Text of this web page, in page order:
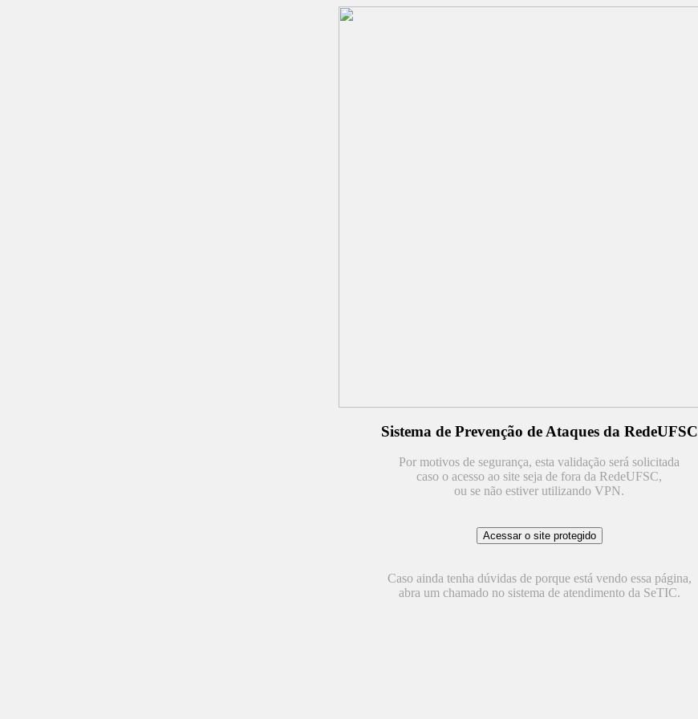
Sistema de Prevenção de Ataques da RedeUFSC
Por motivos de segurança, esta validação será solicitada
caso o acesso ao site seja de fora da RedeUFSC,
ou se não estiver utilizando VPN.
Caso ainda tenha dúvidas de porque está vendo essa página,
abra um chamado no sistema de atendimento da SeTIC.